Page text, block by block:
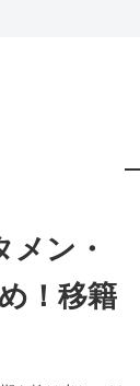
ン・
！移籍